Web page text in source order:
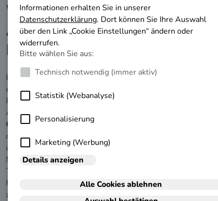
Was ist die
Aufstiegsfortbildungs-
Prämie?
Bei der Aufstiegsfortbildungs-Prämie handelt es sich um
einefinanzielle Unterstützung
Förderprogramm ermöglicht es Ihnen, an beruflichen
Aufstiegsfortbildungen teilzunehmen, um die eigene
Qualifikation zu stärkenund
den Aufstiegsfortbildungen, die das Förderprogramm
unterstützt, zählen beispielsweise Prüfungen zur
Meisterin oder zum Meister, zur Technikerin oder zum
Techniker, zur Fachwirtin oder zum Fachwirt, zur
Fachkauffrau oder zum Fachkaufmann, zur Erzieherin oder
zum Erzieher.